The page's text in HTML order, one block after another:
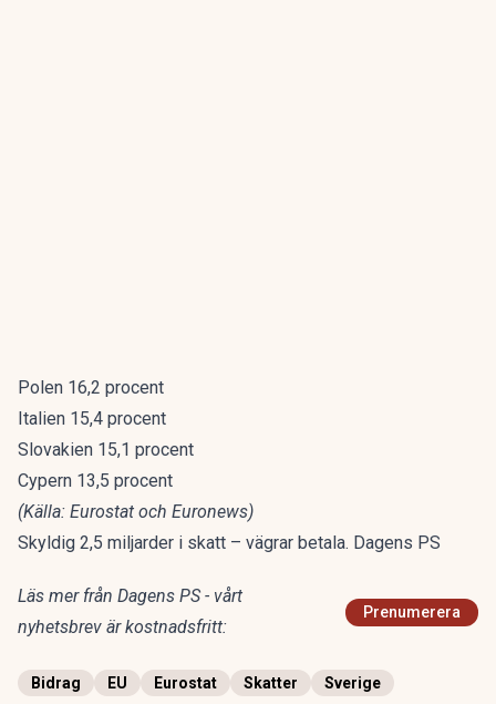
Polen 16,2 procent
Italien 15,4 procent
Slovakien 15,1 procent
Cypern 13,5 procent
(Källa: Eurostat och Euronews)
Skyldig 2,5 miljarder i skatt – vägrar betala. Dagens PS
Läs mer från Dagens PS - vårt
nyhetsbrev är kostnadsfritt:
Prenumerera
Bidrag EU Eurostat Skatter Sverige